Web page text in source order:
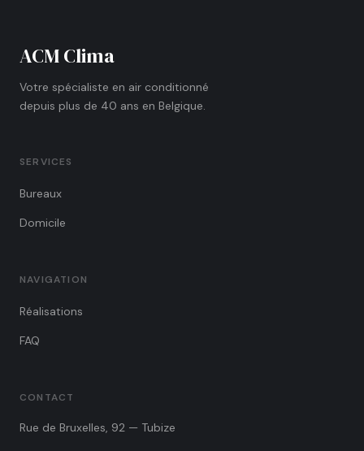
ACM Clima
Votre spécialiste en air conditionné
depuis plus de 40 ans en Belgique.
SERVICES
Bureaux
Domicile
NAVIGATION
Réalisations
FAQ
CONTACT
Rue de Bruxelles, 92 — Tubize